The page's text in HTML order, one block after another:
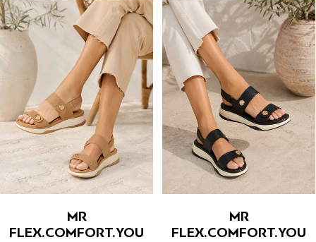
MR
FLEX.COMFORT.YOU
MR
FLEX.COMFORT.YOU